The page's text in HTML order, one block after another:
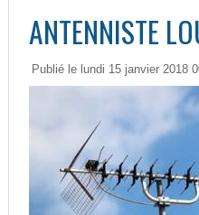
ANTENNISTE
Publié le lundi 15 janvier 2018